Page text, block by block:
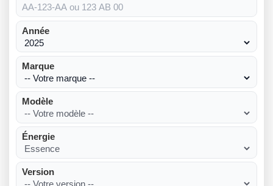
Année
Marque
Modèle
Énergie
Version